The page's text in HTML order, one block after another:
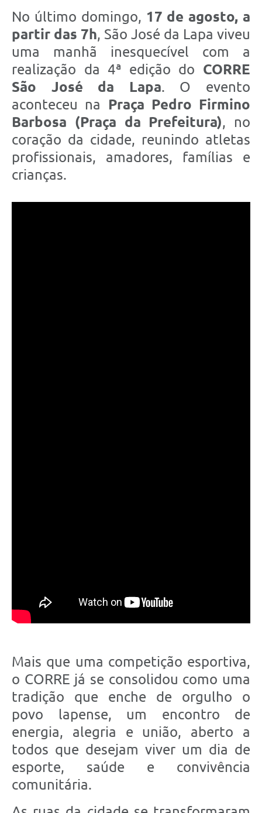
No último domingo, 17 de agosto, a
partir das 7h, São José da Lapa viveu
uma manhã inesquecível com a
realização da 4ª edição do CORRE
São José da Lapa. O evento
aconteceu na Praça Pedro Firmino
Barbosa (Praça da Prefeitura), no
coração da cidade, reunindo atletas
profissionais, amadores, famílias e
crianças.
Mais que uma competição esportiva,
o CORRE já se consolidou como uma
tradição que enche de orgulho o
povo lapense, um encontro de
energia, alegria e união, aberto a
todos que desejam viver um dia de
esporte, saúde e convivência
comunitária.